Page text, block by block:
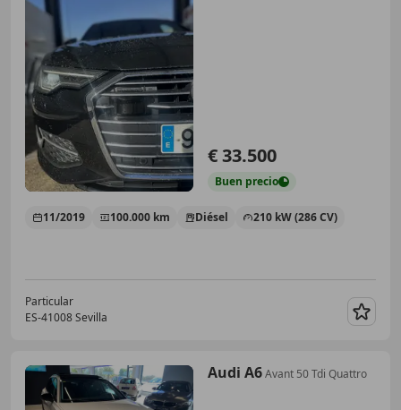
€ 33.500
Buen precio
11/2019 100.000 km Diésel 210 kW (286 CV)
Particular
ES-41008 Sevilla
Audi A6 Avant 50 Tdi Quattro